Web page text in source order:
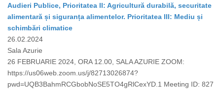
Audieri Publice, Prioritatea II: Agricultură durabilă, securitate
alimentară și siguranța alimentelor. Prioritatea III: Mediu și
schimbări climatice
26.02.2024
Sala Azurie
26 FEBRUARIE 2024, ORA 12.00, SALA AZURIE ZOOM:
https://us06web.zoom.us/j/82713026874?
pwd=UQB3BahmRCGbobNoSE5TO4gRlCexYD.1 Meeting ID: 827